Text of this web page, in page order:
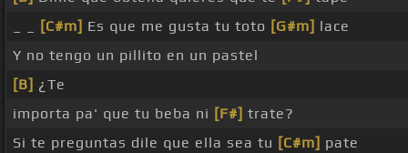
[C#m] Es que me gusta tu toto [G#m] lace
Y no tengo un pillito en un pastel
[B] ¿Te
importa pa' que tu beba ni [F#] trate?
Si te preguntas dile que ella sea tu [C#m] pate